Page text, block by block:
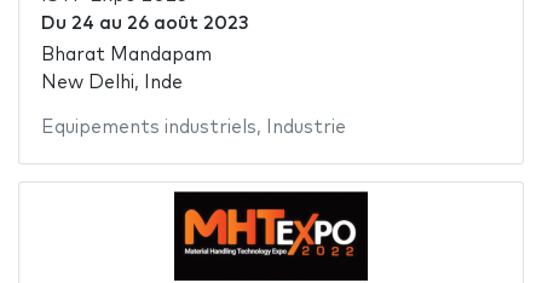
Du 24 au 26 août 2023
Bharat Mandapam
New Delhi, Inde
Equipements industriels, Industrie